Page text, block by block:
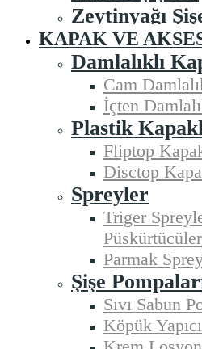
Zeytinyağı
KAPAK VE
Damlalıklı
Cam
İçten
Plastik
Fliptop
Disctop
Spreyler
Triger
Püskürtücüler
Parmak
Şişe
Sıvı Sabun
Köpük